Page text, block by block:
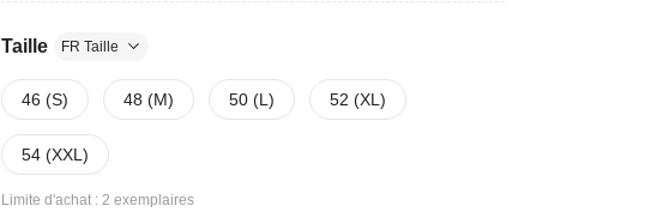
Taille FR Taille
46 (S) 48 (M) 50 (L) 52 (XL)
54 (XXL)
Limite d'achat : 2 exemplaires